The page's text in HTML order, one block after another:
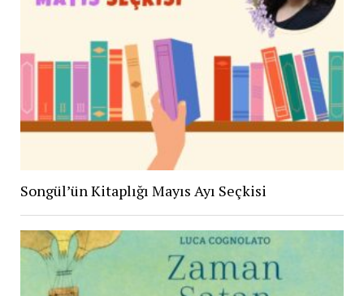
Songül’ün Kitaplığı Mayıs Ayı Seçkisi